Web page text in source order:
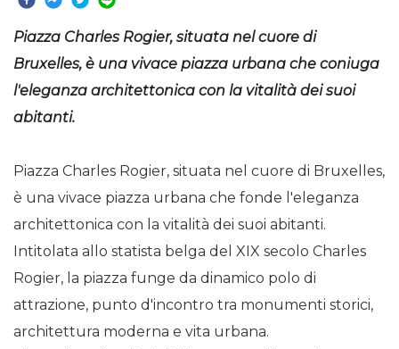
Piazza Charles Rogier, situata nel cuore di
Bruxelles, è una vivace piazza urbana che coniuga
l'eleganza architettonica con la vitalità dei suoi
abitanti.
Piazza Charles Rogier, situata nel cuore di Bruxelles,
è una vivace piazza urbana che fonde l'eleganza
architettonica con la vitalità dei suoi abitanti.
Intitolata allo statista belga del XIX secolo Charles
Rogier, la piazza funge da dinamico polo di
attrazione, punto d'incontro tra monumenti storici,
architettura moderna e vita urbana.